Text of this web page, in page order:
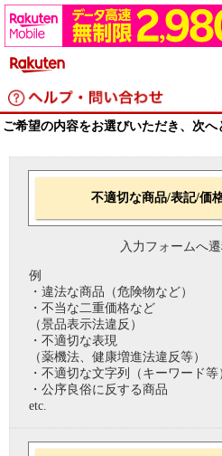
ご希望の内容をお選びいただき、次へ
不適切な商品/表記/価
入力フォームへ遷
例
・違法な商品（危険物など）
・不当な二重価格など
（景品表示法違反）
・不適切な表現
（薬機法、健康増進法違反等）
・不適切な文字列（キーワード等
・公序良俗に反する商品
etc.